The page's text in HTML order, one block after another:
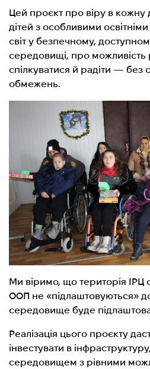
Цей проєкт про віру в кожну
дітей з особливими
світ у безпечному,
середовищі, про можливість
спілкуватися й радіти — без
обмежень.
Ми віримо, що територія ІРЦ
ООП не «підлаштовуються»
середовище буде
Реалізація цього проєкту
інвестувати в
середовищем з рівними